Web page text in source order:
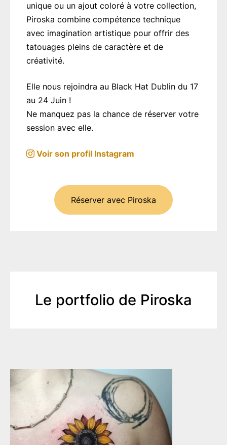
unique ou un ajout coloré à votre collection,
Piroska combine compétence technique
avec imagination artistique pour offrir des
tatouages pleins de caractère et de
créativité.
Elle nous rejoindra au Black Hat Dublin du 17
au 24 Juin !
Ne manquez pas la chance de réserver votre
session avec elle.
Voir son profil Instagram
Réserver avec Piroska
Le portfolio de Piroska